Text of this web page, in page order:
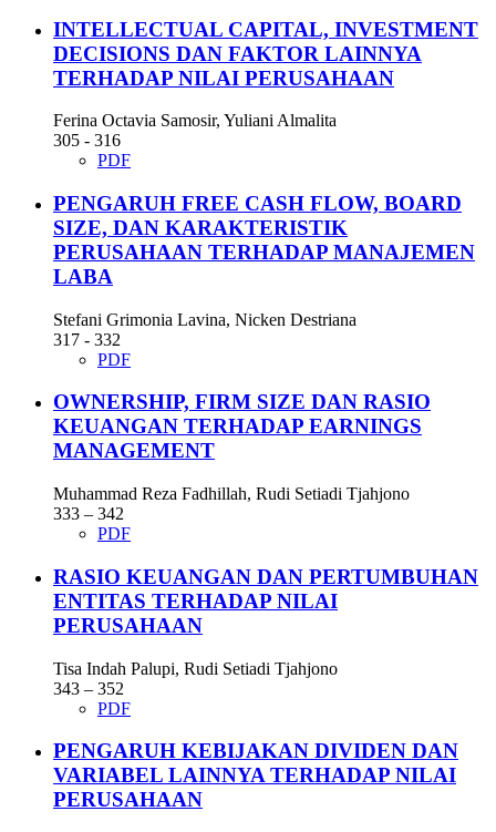
INTELLECTUAL CAPITAL, INVESTMENT
DECISIONS DAN FAKTOR LAINNYA
TERHADAP NILAI PERUSAHAAN
Ferina Octavia Samosir, Yuliani Almalita
305 - 316
PDF
PENGARUH FREE CASH FLOW, BOARD
SIZE, DAN KARAKTERISTIK
PERUSAHAAN TERHADAP MANAJEMEN
LABA
Stefani Grimonia Lavina, Nicken Destriana
317 - 332
PDF
OWNERSHIP, FIRM SIZE DAN RASIO
KEUANGAN TERHADAP EARNINGS
MANAGEMENT
Muhammad Reza Fadhillah, Rudi Setiadi Tjahjono
333 – 342
PDF
RASIO KEUANGAN DAN PERTUMBUHAN
ENTITAS TERHADAP NILAI
PERUSAHAAN
Tisa Indah Palupi, Rudi Setiadi Tjahjono
343 – 352
PDF
PENGARUH KEBIJAKAN DIVIDEN DAN
VARIABEL LAINNYA TERHADAP NILAI
PERUSAHAAN